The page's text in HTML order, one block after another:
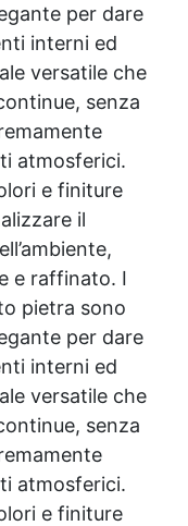
per dare
interni ed
versatile che
senza
atmosferici.
e finiture
il
e raffinato. I
pietra sono
per dare
interni ed
versatile che
senza
atmosferici.
e finiture